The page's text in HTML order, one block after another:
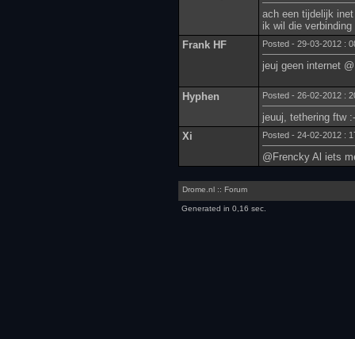
ach een tijdelijk
ik wil die
Frank HF
Posted - 29-03-2012 :
jeuj geen internet
Hyphen Posted - 26-02-2012 :
jeuuj, tethering ftw
Xi
Posted - 24-02-2012 :
@Frencky Al iets
Drome.nl :: Forum
Generated in 0,16 sec.